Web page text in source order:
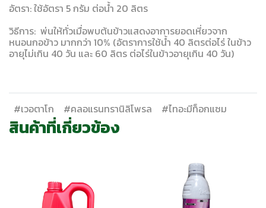
อัตรา: ใช้อัตรา 5 กรัม ต่อน้ำ 20 ลิตร
วิธีการ: พ่นให้ทั่วเมื่อพบต้นข้าวแสดงอาการยอดเหี่ยวจาก
หนอนกอข้าว มากกว่า 10% (อัตราการใช้น้ำ 40 ลิตรต่อไร่ ในข้าว
อายุไม่เกิน 40 วัน และ 60 ลิตร ต่อไร่ในข้าวอายุเกิน 40 วัน)
#เวอตาโก #คลอแรนทรานิลิโพรล #ไทอะมีท็อกแซม
สินค้าที่เกี่ยวข้อง